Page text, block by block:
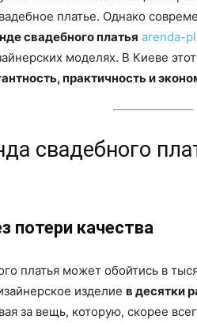
платье. Однако
свадебного платья arenda-
моделях. В Киеве
практичность и
свадебного
потери качества
платья может обойтись в
изделие в десятки
за вещь, которую, скорее